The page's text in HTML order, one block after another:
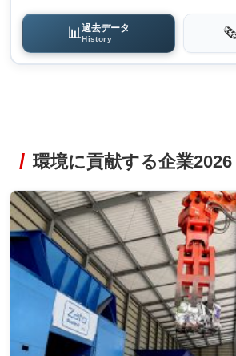
📊過去データ
History
環境に貢献する企業2026